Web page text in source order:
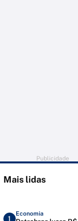
Publicidade
Mais lidas
1
Economia